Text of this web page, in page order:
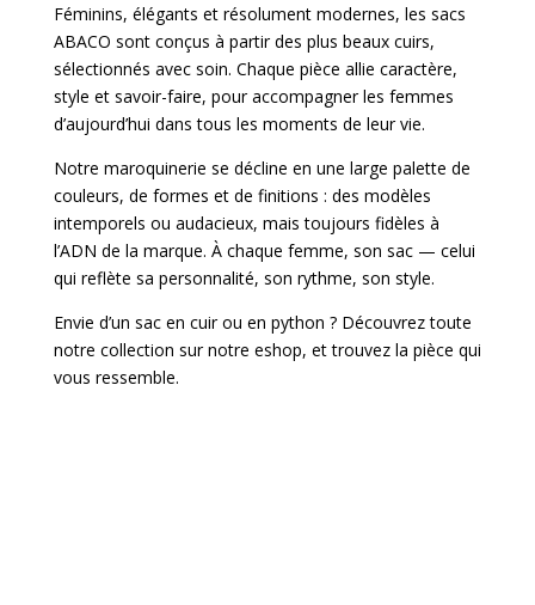
Féminins, élégants et résolument modernes, les sacs
ABACO sont conçus à partir des plus beaux cuirs,
sélectionnés avec soin. Chaque pièce allie caractère,
style et savoir-faire, pour accompagner les femmes
d’aujourd’hui dans tous les moments de leur vie.
Notre maroquinerie se décline en une large palette de
couleurs, de formes et de finitions : des modèles
intemporels ou audacieux, mais toujours fidèles à
l’ADN de la marque. À chaque femme, son sac — celui
qui reflète sa personnalité, son rythme, son style.
Envie d’un sac en cuir ou en python ? Découvrez toute
notre collection sur notre eshop, et trouvez la pièce qui
vous ressemble.